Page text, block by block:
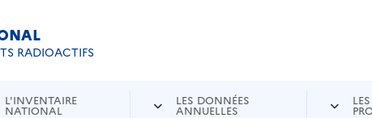
RADIOACTIFS
L'INVENTAIRE
NATIONAL
LES DONNÉES
ANNUELLES